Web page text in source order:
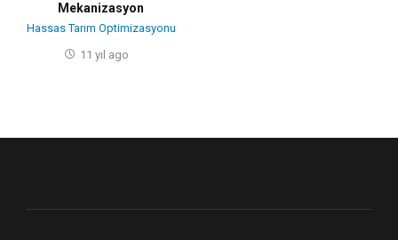
Mekanizasyon
Hassas Tarım Optimizasyonu
11 yıl ago